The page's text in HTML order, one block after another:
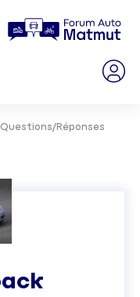
Questions/Réponses